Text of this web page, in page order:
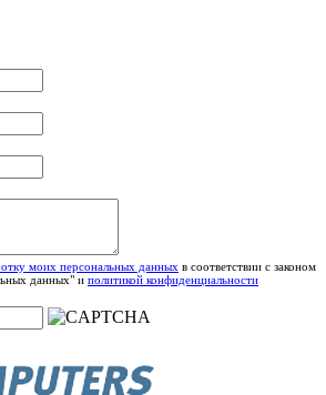
моих персональных данных в соответствии с законом
данных" и политикой конфиденциальности